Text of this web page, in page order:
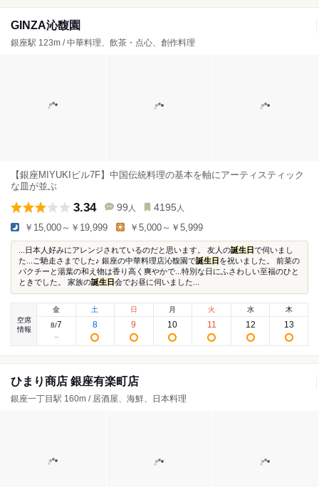
GINZA沁馥園
銀座駅 123m / 中華料理、飲茶・点心、創作料理
【銀座MIYUKIビル7F】中国伝統料理の基本を軸にアーティスティック
な皿が並ぶ
3.34 99 人 4195 人
￥15,000～￥19,999 ￥5,000～￥5,999
...日本人好みにアレンジされているのだと思います。 友人の誕生日で伺いまし
た...ご馳走さまでした♪ 銀座の中華料理店沁馥園で誕生日 を祝いました。 前菜の
パクチーと湯葉の和え物は香り高く爽やかで...特別な日にふさわしい至福のひと
ときでした。 家族の誕生日会でお昼に伺いました...
空席
情報
金
8/7
土
8
日
9
月
10
火
11
水
12
木
13
ひまり商店 銀座有楽町店
銀座一丁目駅 160m / 居酒屋、海鮮、日本料理